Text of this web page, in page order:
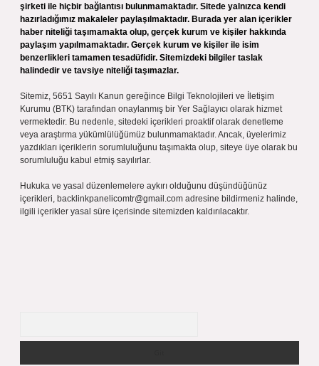
şirketi ile hiçbir bağlantısı bulunmamaktadır. Sitede yalnızca kendi
hazırladığımız makaleler paylaşılmaktadır. Burada yer alan içerikler
haber niteliği taşımamakta olup, gerçek kurum ve kişiler hakkında
paylaşım yapılmamaktadır. Gerçek kurum ve kişiler ile isim
benzerlikleri tamamen tesadüfidir. Sitemizdeki bilgiler taslak
halindedir ve tavsiye niteliği taşımazlar.
Sitemiz, 5651 Sayılı Kanun gereğince Bilgi Teknolojileri ve İletişim
Kurumu (BTK) tarafından onaylanmış bir Yer Sağlayıcı olarak hizmet
vermektedir. Bu nedenle, sitedeki içerikleri proaktif olarak denetleme
veya araştırma yükümlülüğümüz bulunmamaktadır. Ancak, üyelerimiz
yazdıkları içeriklerin sorumluluğunu taşımakta olup, siteye üye olarak bu
sorumluluğu kabul etmiş sayılırlar.
Hukuka ve yasal düzenlemelere aykırı olduğunu düşündüğünüz
içerikleri, backlinkpanelicomtr@gmail.com adresine bildirmeniz halinde,
ilgili içerikler yasal süre içerisinde sitemizden kaldırılacaktır.